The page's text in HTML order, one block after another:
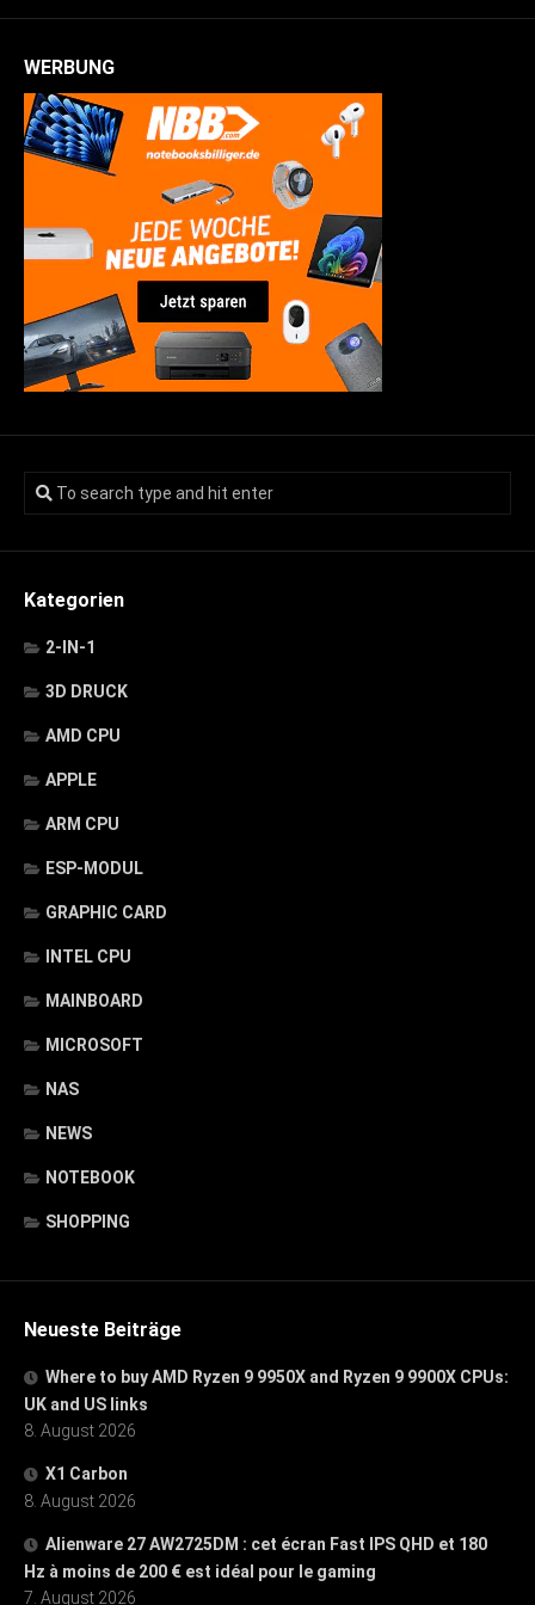
WERBUNG
Kategorien
2-IN-1
3D DRUCK
AMD CPU
APPLE
ARM CPU
ESP-MODUL
GRAPHIC CARD
INTEL CPU
MAINBOARD
MICROSOFT
NAS
NEWS
NOTEBOOK
SHOPPING
Neueste Beiträge
Where to buy AMD Ryzen 9 9950X and Ryzen 9 9900X CPUs:
UK and US links
8. August 2026
X1 Carbon
8. August 2026
Alienware 27 AW2725DM : cet écran Fast IPS QHD et 180
Hz à moins de 200 € est idéal pour le gaming
7. August 2026